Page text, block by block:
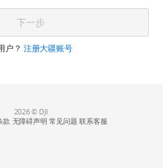
下一步
户？注册大疆账号
2026 © DJI
款 无障碍声明 常见问题 联系客服